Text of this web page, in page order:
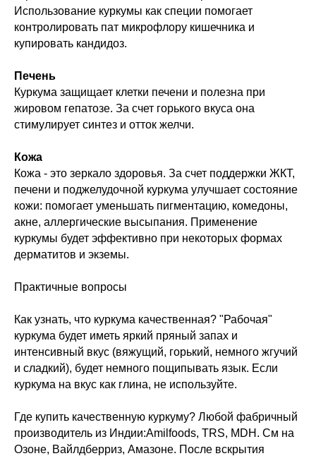
Использование куркумы как специи помогает
контролировать пат микрофлору кишечника и
купировать кандидоз.
Печень
Куркума защищает клетки печени и полезна при
жировом гепатозе. За счет горького вкуса она
стимулирует синтез и отток желчи.
Кожа
Кожа - это зеркало здоровья. За счет поддержки ЖКТ,
печени и поджелудочной куркума улучшает состояние
кожи: помогает уменьшать пигментацию, комедоны,
акне, аллергические высыпания. Применение
куркумы будет эффективно при некоторых формах
дерматитов и экземы.
Практичные вопросы
Как узнать, что куркума качественная? "Рабочая"
куркума будет иметь яркий пряный запах и
интенсивный вкус (вяжущий, горький, немного жгучий
и сладкий), будет немного пощипывать язык. Если
куркума на вкус как глина, не используйте.
Где купить качественную куркуму? Любой фабричный
производитель из Индии:Amilfoods, TRS, MDH. Cм на
Озоне, Вайлдберриз, Амазоне. После вскрытия
О школе
Магазин
Блог
Контакты
Соцсети
ВКонтакте
MAX